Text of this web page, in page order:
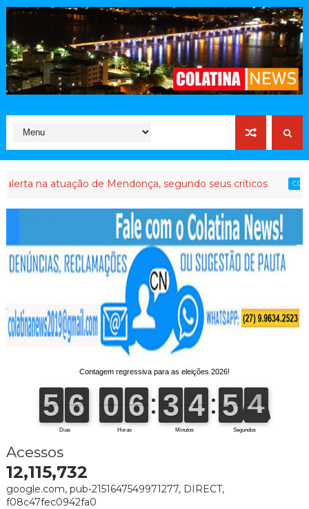
atuação de Mendonça, segundo seus críticos COLATINA
Acessos
12,115,732
google.com, pub-2151647549971277, DIRECT,
f08c47fec0942fa0